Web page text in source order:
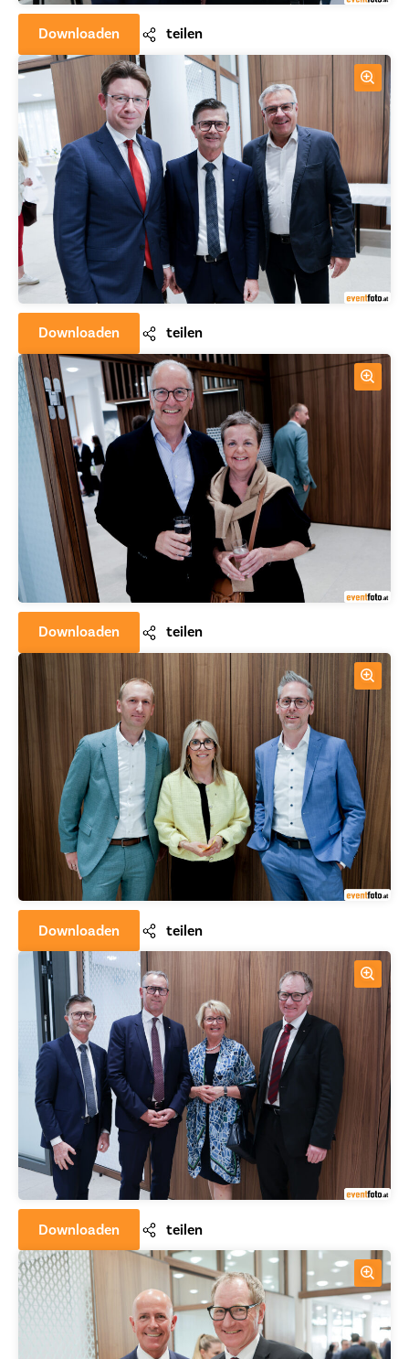
Downloaden teilen
Downloaden teilen
Downloaden teilen
Downloaden teilen
Downloaden teilen